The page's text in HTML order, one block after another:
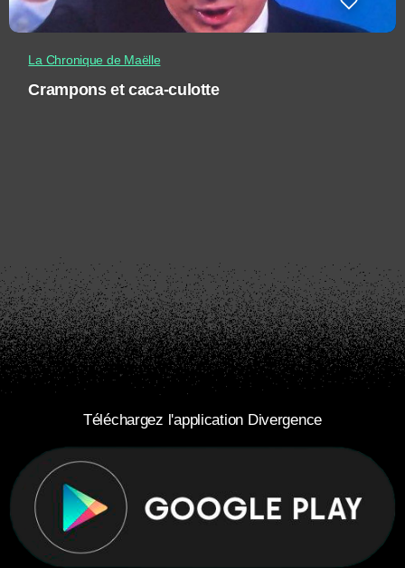
La Chronique de Maëlle
Crampons et caca-culotte
Téléchargez l'application Divergence